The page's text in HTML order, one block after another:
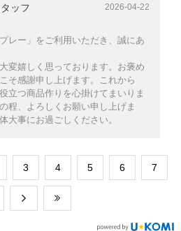
ッフ 2026-04-22
レー」をご利用いただき、誠にあ
変嬉しく思っております。お褒め
そ感謝申し上げます。これから
立つ商品作りを心掛けてまいりま
程、よろしくお願い申し上げま
大事にお過ごしください。
​3 ​4 ​5 ​6 ​7